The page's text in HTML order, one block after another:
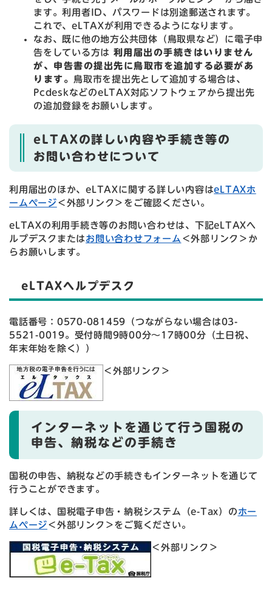
ます。利用者ID、パスワードは別途郵送されます。
これで、eLTAXが利用できるようになります。
なお、既に他の地方公共団体（鳥取県など）に電子申
告をしている方は 利用届出の手続きはいりません
が、申告書の提出先に鳥取市を追加する必要があ
ります。 鳥取市を提出先として追加する場合は、
PcdeskなどのeLTAX対応ソフトウェアから提出先
の追加登録をお願いします。
eLTAXの詳しい内容や手続き等の
お問い合わせについて
利用届出のほか、eLTAXに関する詳しい内容はeLTAXホ
ームページ ＜外部リンク＞ をご確認ください。
eLTAXの利用手続き等のお問い合わせは、下記eLTAXヘ
ルプデスクまたは お問い合わせフォーム ＜外部リンク＞ か
らお願いします。
eLTAXヘルプデスク
電話番号：0570-081459（つながらない場合は03-
5521-0019。受付時間9時00分～17時00分（土日祝、
年末年始を除く））
＜外部リンク＞
インターネットを通じて行う国税の
申告、納税などの手続き
国税の申告、納税などの手続きもインターネットを通じて
行うことができます。
詳しくは、国税電子申告・納税システム（e-Tax）の ホー
ムページ ＜外部リンク＞ をご覧ください。
＜外部リンク＞